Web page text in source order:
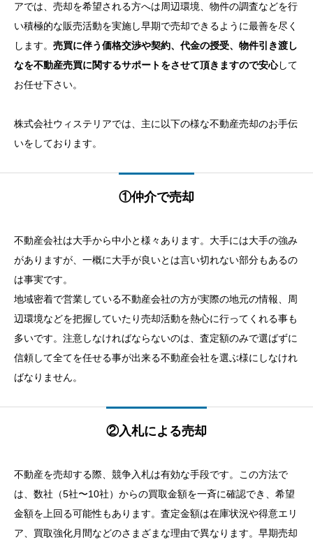
アでは、売却を希望される方へは周辺環境、物件の調査などを行
い積極的な販売活動を実施し早期で売却できるように最善を尽く
します。 売買に伴う価格交渉や契約、代金の授受、物件引き渡し
なを不動産売買に関するサポートをさせて頂きますので安心して
お任せ下さい。
株式会社ウィステリアでは、主に以下の様な不動産売却のお手伝
いをしております。
①仲介で売却
不動産会社は大手から中小と様々あります。大手には大手の強み
がありますが、一概に大手が良いとは言い切れない部分もあるの
は事実です。
地域密着で営業している不動産会社の方が実際の地元の情報、周
辺環境などを把握していたり売却活動を熱心に行ってくれる事も
多いです。注意しなければならないのは、査定額のみで選ばずに
信頼して全てを任せる事が出来る不動産会社を選ぶ様にしなけれ
ばなりません。
②入札による売却
不動産を売却する際、競争入札は有効な手段です。この方法で
は、数社（5社〜10社）からの買取金額を一斉に確認でき、希望
金額を上回る可能性もあります。査定金額は在庫状況や得意エリ
ア、買取強化月間などのさまざまな理由で異なります。早期売却